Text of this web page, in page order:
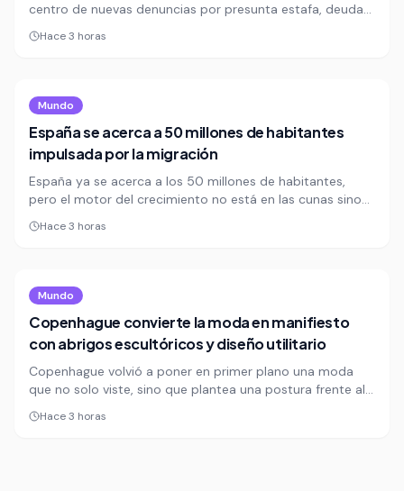
centro de nuevas denuncias por presunta estafa, deudas
y promesas incumplidas en México y Colombia. Una
investigación reunió testimonios, documentos y chats de
Hace 3 horas
Mundo
España se acerca a 50 millones de habitantes
impulsada por la migración
España ya se acerca a los 50 millones de habitantes,
pero el motor del crecimiento no está en las cunas sino
en la llegada de migrantes. Colombianos, venezolanos y
marroquíes encabezan el saldo migratorio que está
Hace 3 horas
Mundo
Copenhague convierte la moda en manifiesto
con abrigos escultóricos y diseño utilitario
Copenhague volvió a poner en primer plano una moda
que no solo viste, sino que plantea una postura frente al
presente. La Semana de la Moda danesa exhibe abrigos
arquitectónicos, siluetas deconstruidas y una apuesta
Hace 3 horas